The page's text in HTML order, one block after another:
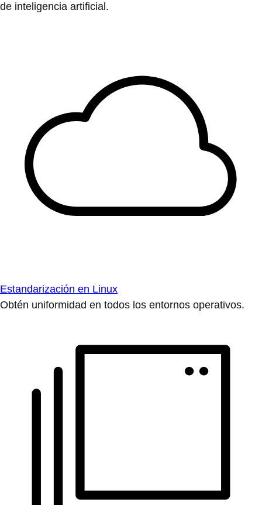
de inteligencia artificial.
Estandarización en Linux
Obtén uniformidad en todos los entornos operativos.